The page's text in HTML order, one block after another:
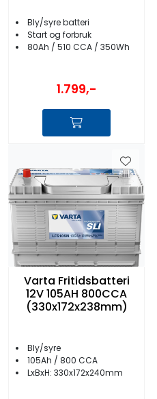
Bly/syre batteri
Start og forbruk
80Ah / 510 CCA / 350Wh
1.799,-
Varta Fritidsbatteri
12V 105AH 800CCA
(330x172x238mm)
Bly/syre
105Ah / 800 CCA
LxBxH: 330x172x240mm